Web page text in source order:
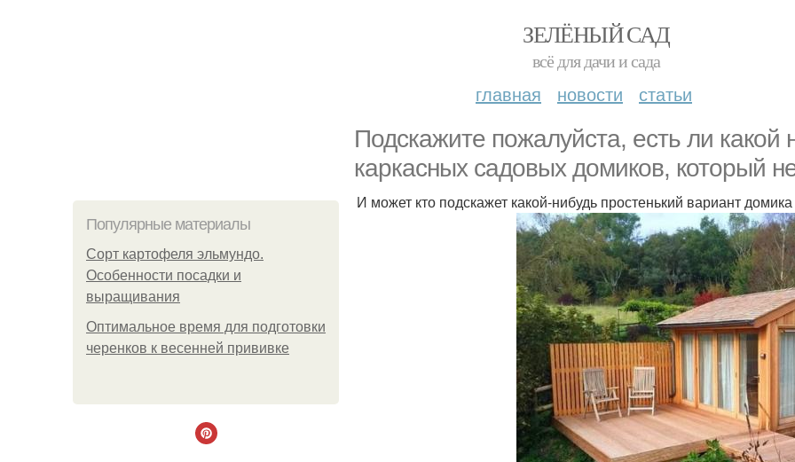
ЗЕЛЁНЫЙ САД
всё для дачи и сада
главная новости статьи
Подскажите пожалуйста, есть ли какой
каркасных садовых домиков, который
Популярные материалы
Сорт картофеля эльмундо.
Особенности посадки и
выращивания
Оптимальное время для подготовки
черенков к весенней прививке
И может кто подскажет какой-нибудь простенький вариант